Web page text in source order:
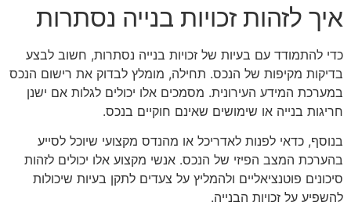
איך לזהות זכויות בנייה נסתרות
כדי להתמודד עם בעיות של זכויות בנייה נסתרות, חשוב לבצע
בדיקות מקיפות של הנכס. תחילה, מומלץ לבדוק את רישום הנכס
במערכת המידע העירונית. מסמכים אלו יכולים לגלות אם ישנן
חריגות בנייה או שימושים שאינם חוקיים בנכס.
בנוסף, כדאי לפנות לאדריכל או מהנדס מקצועי שיוכל לסייע
בהערכת המצב הפיזי של הנכס. אנשי מקצוע אלו יכולים לזהות
סיכונים פוטנציאליים ולהמליץ על צעדים לתקן בעיות שיכולות
להשפיע על זכויות הבנייה.